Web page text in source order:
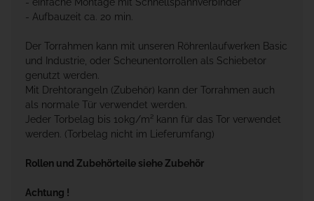
- Aufbauzeit ca. 20 min.
Der Torrahmen kann mit unseren Röhrenlaufwerken Basic
und Industrie, oder Scheunentorrollen als Schiebetor
genutzt werden.
Mit Drehtorangeln (Zubehör) kann der Torrahmen auch
als normale Tür verwendet werden.
Jeder Torbelag bis 10kg/m² kann für das Tor verwendet
werden. (Torbelag nicht im Lieferumfang)
Rollen und Zubehörteile siehe Zubehör
Achtung !